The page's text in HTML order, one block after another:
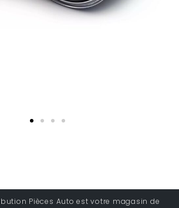
Pièces Auto est votre magasin de